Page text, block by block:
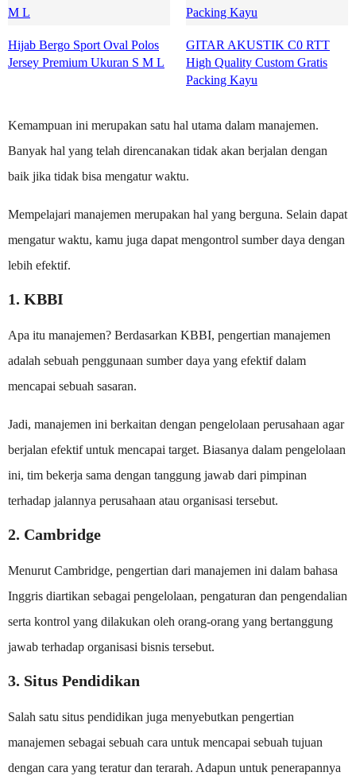
Hijab Bergo Sport Oval Polos
Jersey Premium Ukuran S M L
GITAR AKUSTIK C0 RTT
High Quality Custom Gratis
Packing Kayu
Kemampuan ini merupakan satu hal utama dalam manajemen.
Banyak hal yang telah direncanakan tidak akan berjalan dengan
baik jika tidak bisa mengatur waktu.
Mempelajari manajemen merupakan hal yang berguna. Selain dapat
mengatur waktu, kamu juga dapat mengontrol sumber daya dengan
lebih efektif.
1. KBBI
Apa itu manajemen? Berdasarkan KBBI, pengertian manajemen
adalah sebuah penggunaan sumber daya yang efektif dalam
mencapai sebuah sasaran.
Jadi, manajemen ini berkaitan dengan pengelolaan perusahaan agar
berjalan efektif untuk mencapai target. Biasanya dalam pengelolaan
ini, tim bekerja sama dengan tanggung jawab dari pimpinan
terhadap jalannya perusahaan atau organisasi tersebut.
2. Cambridge
Menurut Cambridge, pengertian dari manajemen ini dalam bahasa
Inggris diartikan sebagai pengelolaan, pengaturan dan pengendalian
serta kontrol yang dilakukan oleh orang-orang yang bertanggung
jawab terhadap organisasi bisnis tersebut.
3. Situs Pendidikan
Salah satu situs pendidikan juga menyebutkan pengertian
manajemen sebagai sebuah cara untuk mencapai sebuah tujuan
dengan cara yang teratur dan terarah. Adapun untuk penerapannya